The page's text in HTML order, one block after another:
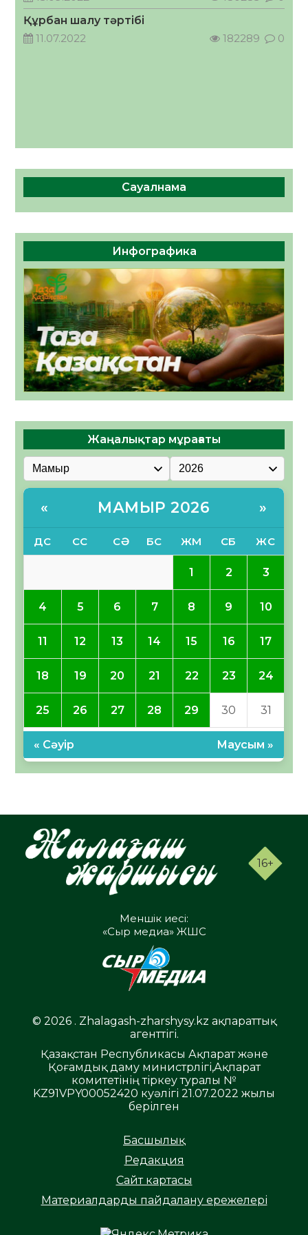
Құрбан шалу тәртібі
11.07.2022
182289 0
Сауалнама
Инфографика
Жаңалықтар мұрағаты
« МАМЫР 2026 »
ДС СС СӘ БС ЖМ СБ ЖС
1 2 3
4 5 6 7 8 9 10
11 12 13 14 15 16 17
18 19 20 21 22 23 24
25 26 27 28 29 30 31
« Сәуір Маусым »
16+
Меншік иесі:
«Сыр медиа» ЖШС
© 2026 . Zhalagash-zharshysy.kz ақпараттық
агенттігі.
Қазақстан Республикасы Ақпарат және
Қоғамдық даму министрлігі,Ақпарат
комитетінің тіркеу туралы №
KZ91VPY00052420 куәлігі 21.07.2022 жылы
берілген
Басшылық
Редакция
Сайт картасы
Материалдарды пайдалану ережелері